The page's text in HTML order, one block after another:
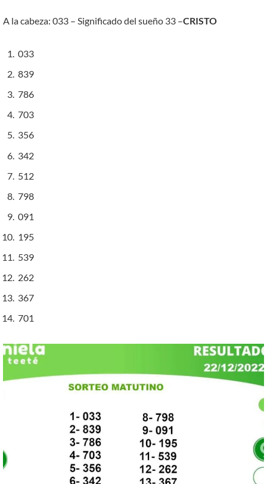
A la cabeza: 033 – Significado del sueño 33 –CRISTO
033
839
786
703
356
342
512
798
091
195
539
262
367
701